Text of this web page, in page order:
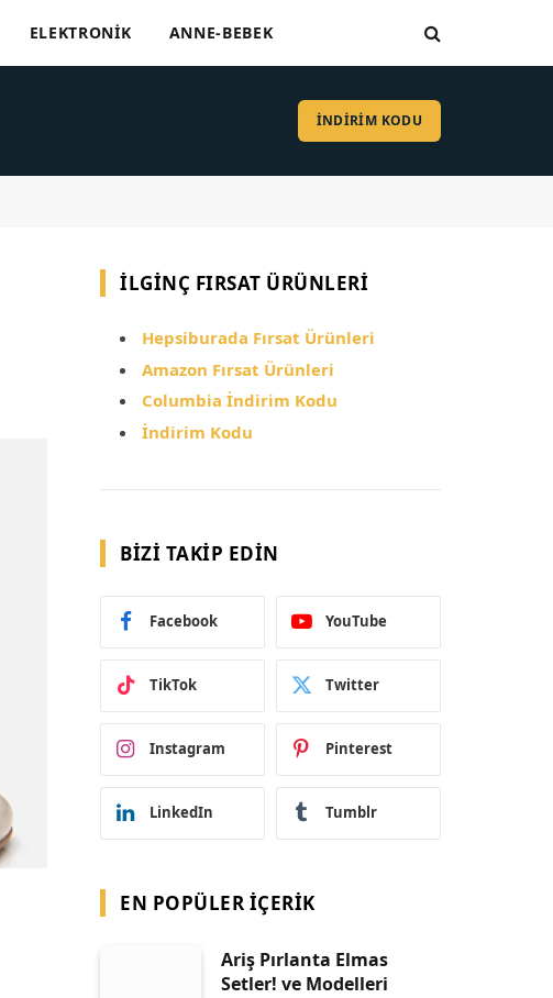
ELEKTRONIK ANNE-BEBEK
İNDİRİM KODU
İLGINÇ FIRSAT ÜRÜNLERI
Hepsiburada Fırsat Ürünleri
Amazon Fırsat Ürünleri
Columbia İndirim Kodu
İndirim Kodu
BIZI TAKIP EDIN
Facebook YouTube
TikTok Twitter
Instagram Pinterest
LinkedIn Tumblr
EN POPÜLER İÇERIK
Ariş Pırlanta Elmas
Setler! ve Modelleri